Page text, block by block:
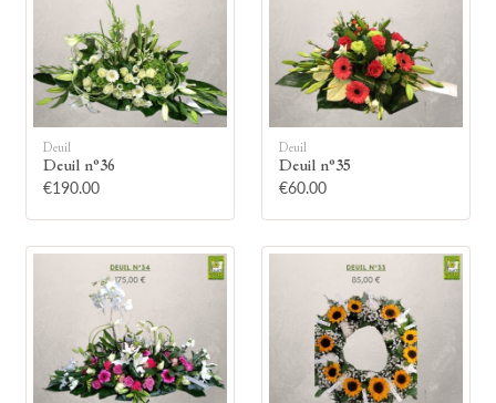
Allumez une bougie
Montrez votre soutien à la famille en
allumant symboliquement une bougie.
Deuil
Deuil n°36
€190.00
Deuil
Deuil n°35
€60.00